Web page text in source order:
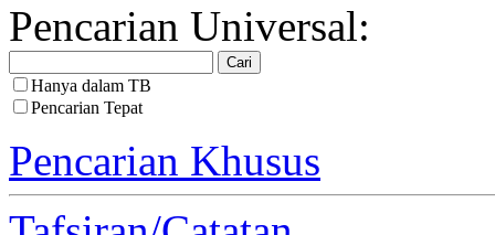
Pencarian Universal:
Hanya dalam TB
Pencarian Tepat
Pencarian Khusus